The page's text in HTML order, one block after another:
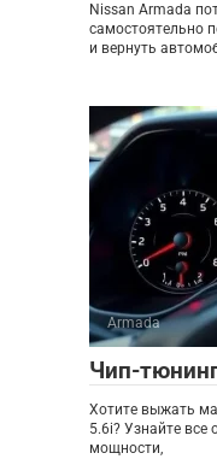
Nissan Armada
самостоятельно
и вернуть
Armada
Чип-
Хотите выжать
5.6i? Узнайте все
мощности,